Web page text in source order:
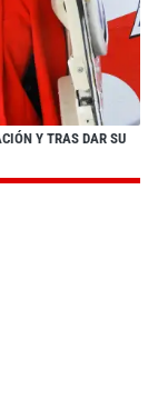
Y TRAS DAR SU